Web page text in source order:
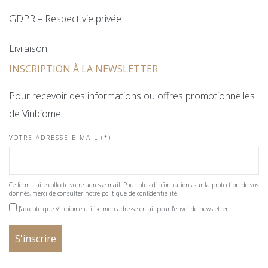
GDPR – Respect vie privée
Livraison
INSCRIPTION À LA NEWSLETTER
Pour recevoir des informations ou offres promotionnelles
de Vinbiome
VOTRE ADRESSE E-MAIL (*)
Ce formulaire collecte votre adresse mail. Pour plus d'informations sur la protection de vos
donnés, merci de consulter notre politique de confidentialité.
J'accepte que Vinbiome utilise mon adresse email pour l'envoi de newsletter